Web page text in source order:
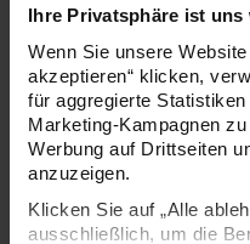
Ihre Privatsphäre ist uns
Wenn Sie unsere
akzeptieren“ klicken,
für aggregierte
Marketing-Kampagnen
Werbung auf Drittseiten
anzuzeigen.
Klicken Sie auf „Alle
ausschließlich, um die
anhand der detaillierten
umsetzen und ergeben
Anhänger mit klaren